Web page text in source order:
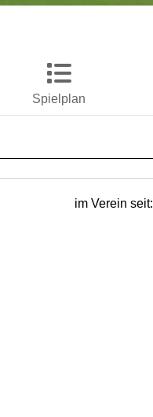
Spielplan
im Verein seit: